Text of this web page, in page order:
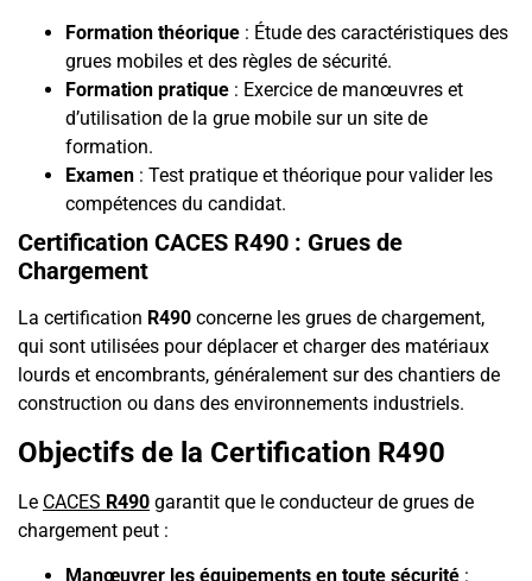
Formation théorique : Étude des caractéristiques des
grues mobiles et des règles de sécurité.
Formation pratique : Exercice de manœuvres et
d’utilisation de la grue mobile sur un site de
formation.
Examen : Test pratique et théorique pour valider les
compétences du candidat.
Certification CACES R490 : Grues de
Chargement
La certification R490 concerne les grues de chargement,
qui sont utilisées pour déplacer et charger des matériaux
lourds et encombrants, généralement sur des chantiers de
construction ou dans des environnements industriels.
Objectifs de la Certification R490
Le CACES R490 garantit que le conducteur de grues de
chargement peut :
Manœuvrer les équipements en toute sécurité :